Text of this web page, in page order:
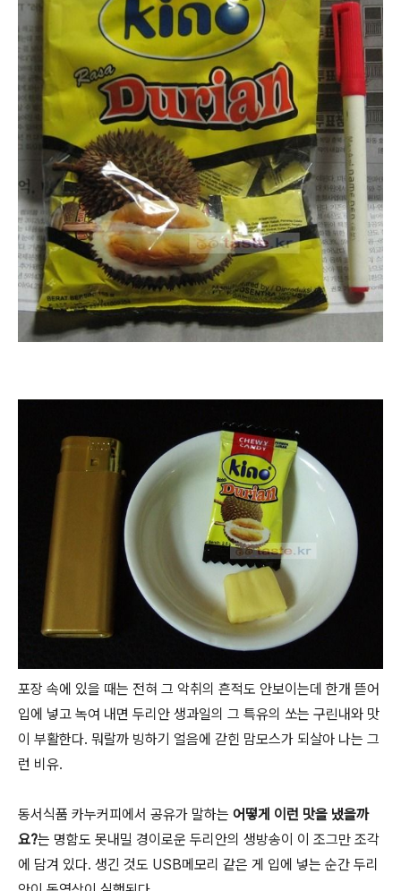
포장 속에 있을 때는 전혀 그 악취의 흔적도 안보이는데 한개 뜯어
입에 넣고 녹여 내면 두리안 생과일의 그 특유의 쏘는 구린내와 맛
이 부활한다. 뭐랄까 빙하기 얼음에 갇힌 맘모스가 되살아 나는 그
런 비유.
동서식품 카누커피에서 공유가 말하는 어떻게 이런 맛을 냈을까
요?는 명함도 못내밀 경이로운 두리안의 생방송이 이 조그만 조각
에 담겨 있다. 생긴 것도 USB메모리 같은 게 입에 넣는 순간 두리